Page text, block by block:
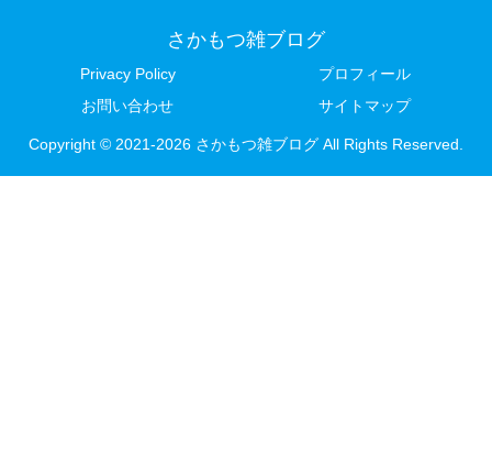
さかもつ雑ブログ
Privacy Policy
プロフィール
お問い合わせ
サイトマップ
Copyright © 2021-2026 さかもつ雑ブログ All Rights Reserved.